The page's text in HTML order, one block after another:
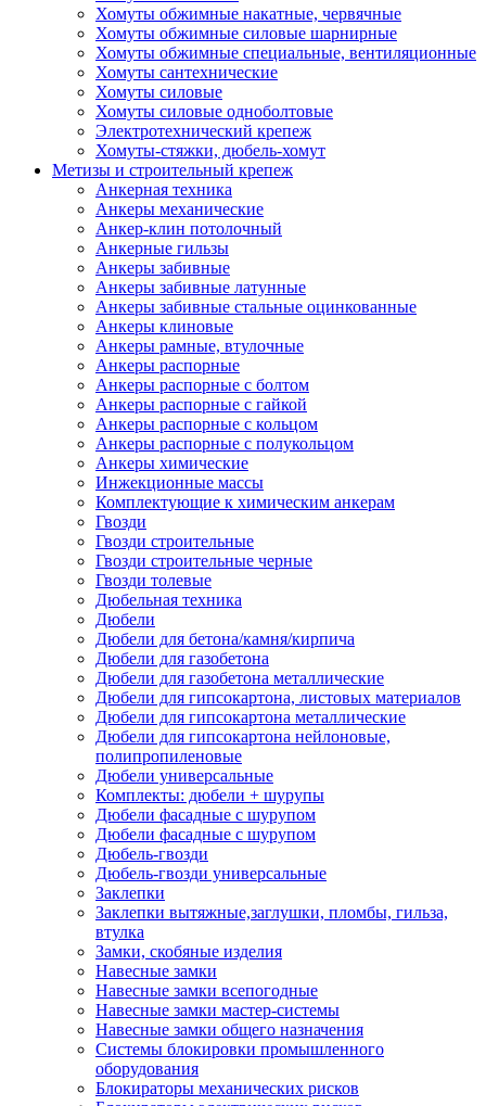
Хомуты обжимные накатные, червячные
Хомуты обжимные силовые шарнирные
Хомуты обжимные специальные, вентиляционные
Хомуты сантехнические
Хомуты силовые
Хомуты силовые одноболтовые
Электротехнический крепеж
Хомуты-стяжки, дюбель-хомут
Метизы и строительный крепеж
Анкерная техника
Анкеры механические
Анкер-клин потолочный
Анкерные гильзы
Анкеры забивные
Анкеры забивные латунные
Анкеры забивные стальные оцинкованные
Анкеры клиновые
Анкеры рамные, втулочные
Анкеры распорные
Анкеры распорные с болтом
Анкеры распорные с гайкой
Анкеры распорные с кольцом
Анкеры распорные с полукольцом
Анкеры химические
Инжекционные массы
Комплектующие к химическим анкерам
Гвозди
Гвозди строительные
Гвозди строительные черные
Гвозди толевые
Дюбельная техника
Дюбели
Дюбели для бетона/камня/кирпича
Дюбели для газобетона
Дюбели для газобетона металлические
Дюбели для гипсокартона, листовых материалов
Дюбели для гипсокартона металлические
Дюбели для гипсокартона нейлоновые,
полипропиленовые
Дюбели универсальные
Комплекты: дюбели + шурупы
Дюбели фасадные с шурупом
Дюбели фасадные с шурупом
Дюбель-гвозди
Дюбель-гвозди универсальные
Заклепки
Заклепки вытяжные,заглушки, пломбы, гильза,
втулка
Замки, скобяные изделия
Навесные замки
Навесные замки всепогодные
Навесные замки мастер-системы
Навесные замки общего назначения
Системы блокировки промышленного
оборудования
Блокираторы механических рисков